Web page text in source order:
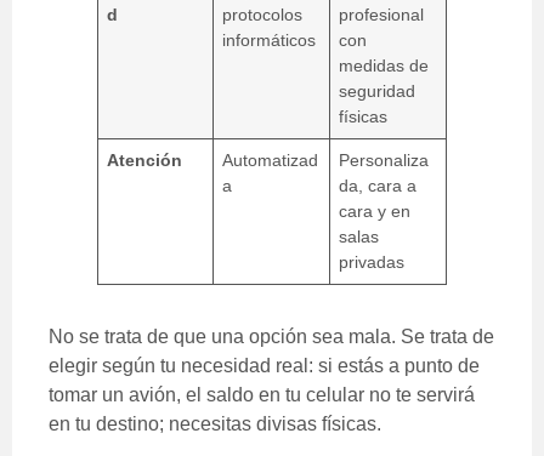
d
protocolos
informáticos
profesional
con
medidas de
seguridad
físicas
Atención
Automatizad
a
Personaliza
da, cara a
cara y en
salas
privadas
No se trata de que una opción sea mala. Se trata de
elegir según tu necesidad real: si estás a punto de
tomar un avión, el saldo en tu celular no te servirá
en tu destino; necesitas divisas físicas.